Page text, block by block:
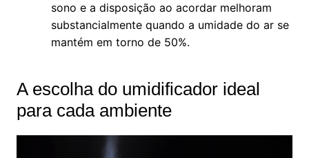
sono e a disposição ao acordar melhoram
substancialmente quando a umidade do ar se
mantém em torno de 50%.
A escolha do umidificador ideal
para cada ambiente